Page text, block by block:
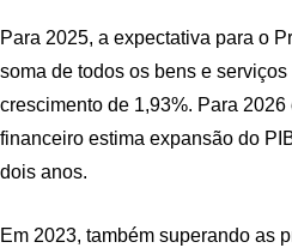
Para 2025, a expectativa para o
soma de todos os bens e
crescimento de 1,93%. Para
financeiro estima expansão do
dois anos.
Em 2023, também superando as